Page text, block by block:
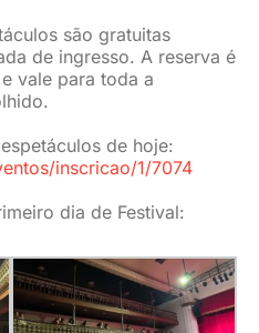
são gratuitas
de ingresso. A reserva é
vale para toda a
de hoje:
inscricao/1/7074
dia de Festival: